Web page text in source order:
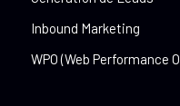
Inbound Marketing
WPO (Web Performance